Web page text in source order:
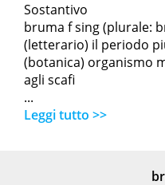
Sostantivo
bruma f sing (plurale:
(letterario) il periodo
(botanica) organismo
agli scafi
...
Leggi tutto >>